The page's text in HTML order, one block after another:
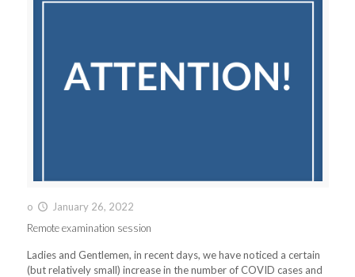
o
January 26, 2022
Remote examination session
Ladies and Gentlemen, in recent days, we have noticed a certain
(but relatively small) increase in the number of COVID cases and